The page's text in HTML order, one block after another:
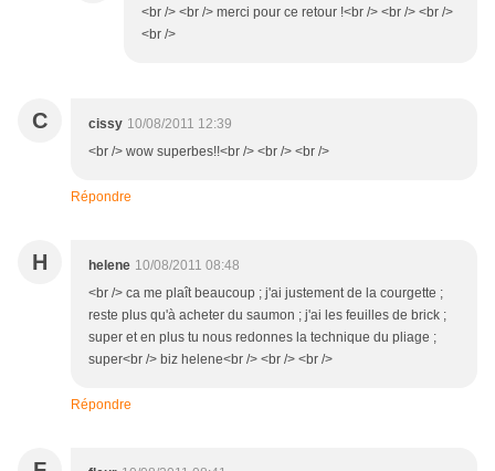
<br /> <br /> merci pour ce retour !<br /> <br /> <br />
<br />
C cissy 10/08/2011 12:39
<br /> wow superbes!!<br /> <br /> <br />
Répondre
H helene 10/08/2011 08:48
<br /> ca me plaît beaucoup ; j'ai justement de la courgette ;
reste plus qu'à acheter du saumon ; j'ai les feuilles de brick ;
super et en plus tu nous redonnes la technique du pliage ;
super<br /> biz helene<br /> <br /> <br />
Répondre